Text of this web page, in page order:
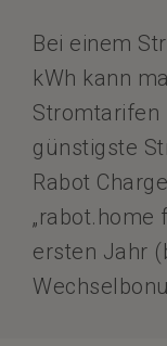
Bei einem
kWh kann
Stromtarifen
günstigste
Rabot
„rabot.home
ersten Jahr